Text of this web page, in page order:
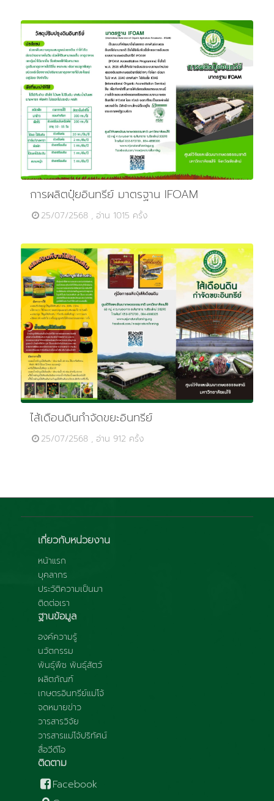
การผลิตปุ๋ยอินทรีย์ มาตรฐาน IFOAM
25/07/2568 , อ่าน 1015 ครั้ง
ไส้เดือนดินกำจัดขยะอินทรีย์
25/07/2568 , อ่าน 912 ครั้ง
เกี่ยวกับหน่วยงาน
หน้าแรก
บุคลากร
ประวัติความเป็นมา
ติดต่อเรา
ฐานข้อมูล
องค์ความรู้
นวัตกรรม
พันธุ์พืช พันธุ์สัตว์
ผลิตภัณฑ์
เกษตรอินทรีย์แม่โจ้
จดหมายข่าว
วารสารวิจัย
วารสารแม่โจ้ปริทัศน์
สื่อวีดีโอ
ติดตาม
Facebook